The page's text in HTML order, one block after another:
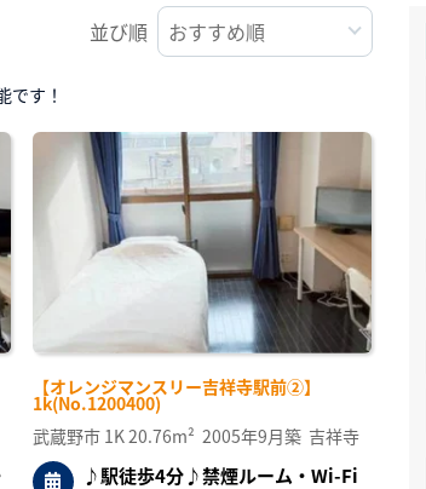
並び順
です！
【オレンジマンスリー吉祥寺駅前②】
1k(No.1200400)
武蔵野市 1K20.76m² 2005年9月築 吉祥寺
♪駅徒歩4分♪禁煙ルーム・Wi-Fi